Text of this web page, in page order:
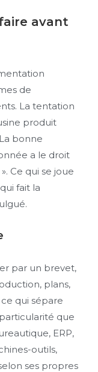
avant
de
La tentation
produit
bonne
a le droit
Ce qui se joue
fait la
par un brevet,
plans,
qui sépare
que
ERP,
outils,
ses propres